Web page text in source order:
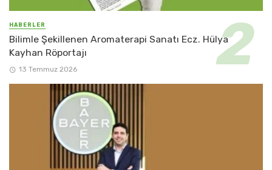
HABERLER
Bilimle Şekillenen Aromaterapi Sanatı Ecz. Hülya
Kayhan Röportajı
13 Temmuz 2026